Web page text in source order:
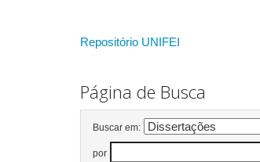
Repositório UNIFEI
Página de Busca
Buscar em:
por